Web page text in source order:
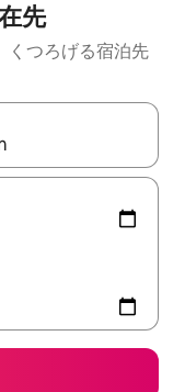
先
くつろげる宿泊先
ーを使って移動するか